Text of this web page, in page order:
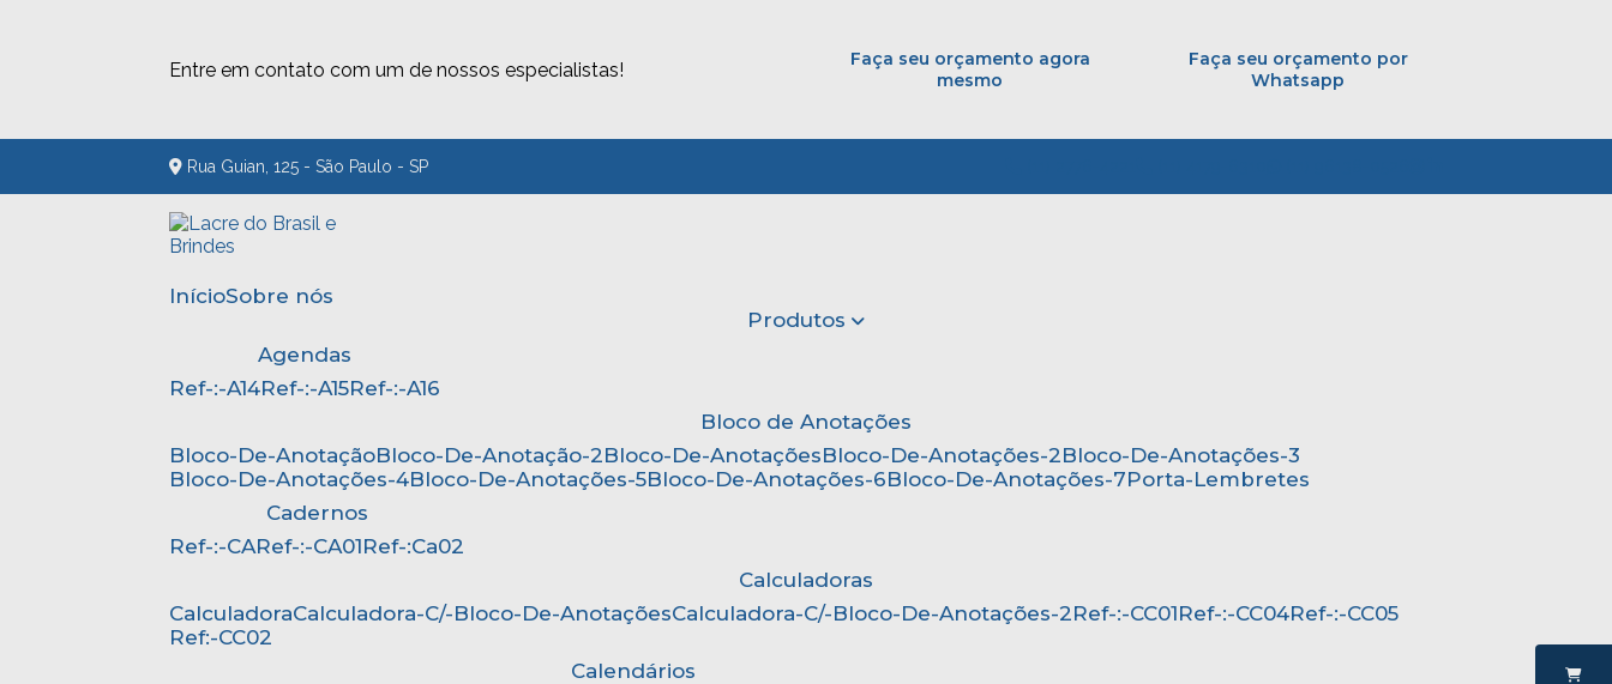
Entre em contato com um de nossos especialistas!
Faça seu orçamento agora
mesmo
Faça seu orçamento por
Whatsapp
Rua Guian, 125 - São Paulo - SP
Início Sobre nós
Produtos
Agendas
Ref-:-A14
Ref-:-A15
Ref-:-A16
Bloco de Anotações
Bloco-De-Anotação
Bloco-De-Anotação-2 Bloco-De-Anotações Bloco-De-Anotações-2
Bloco-De-Anotações-3
Bloco-De-Anotações-4
Bloco-De-Anotações-5 Bloco-De-Anotações-6 Bloco-De-Anotações-7
Porta-Lembretes
Cadernos
Ref-:-CA
Ref-:-CA01
Ref-:Ca02
Calculadoras
Calculadora
Calculadora-C/-Bloco-De-Anotações Calculadora-C/-Bloco-De-Anotações-2 Ref-:-CC01 Ref-:-CC04
Ref-:-CC05
Ref:-CC02
Calendários